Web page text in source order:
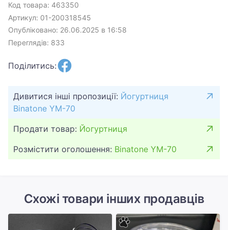
Код товара: 463350
Артикул: 01-200318545
Опубліковано: 26.06.2025 в 16:58
Переглядів: 833
Поділитись:
Дивитися інші пропозиції: Йогуртниця
Binatone YM-70
Продати товар: Йогуртниця
Розмістити оголошення: Binatone YM-70
Схожі товари інших продавців